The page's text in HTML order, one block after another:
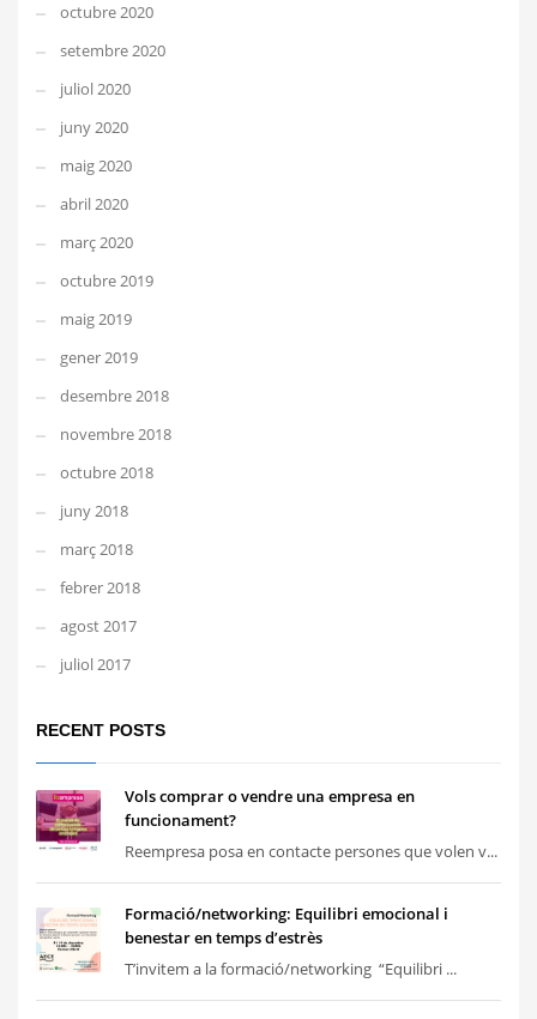
octubre 2020
setembre 2020
juliol 2020
juny 2020
maig 2020
abril 2020
març 2020
octubre 2019
maig 2019
gener 2019
desembre 2018
novembre 2018
octubre 2018
juny 2018
març 2018
febrer 2018
agost 2017
juliol 2017
RECENT POSTS
Vols comprar o vendre una empresa en
funcionament?
Reempresa posa en contacte persones que volen v...
Formació/networking: Equilibri emocional i
benestar en temps d’estrès
T’invitem a la formació/networking “Equilibri ...